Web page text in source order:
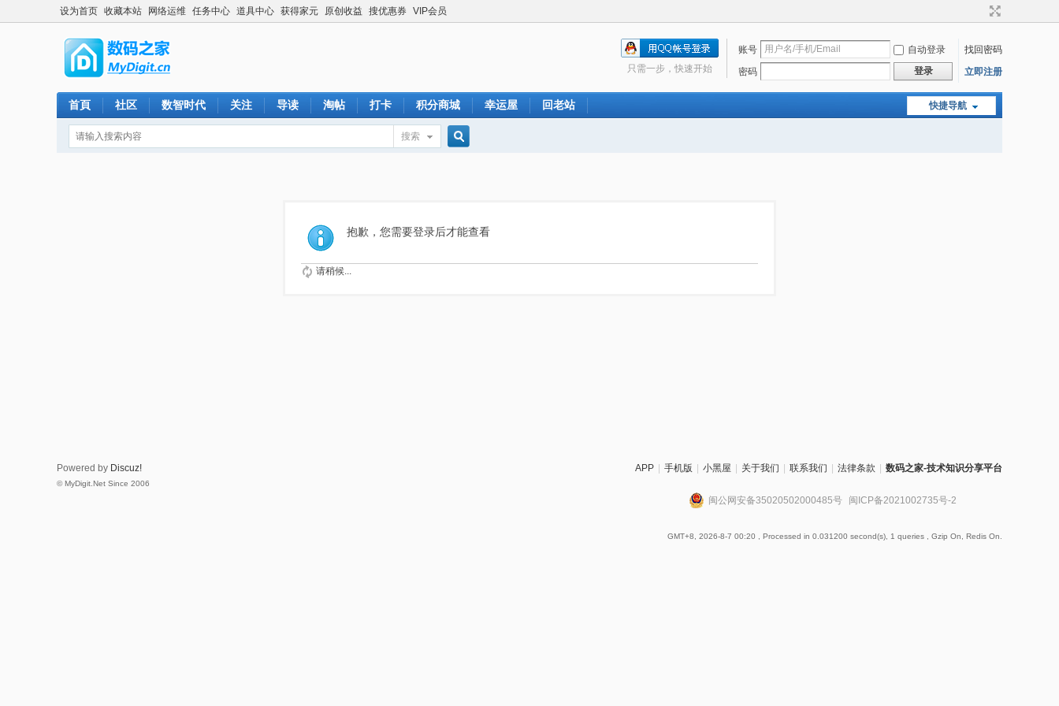
设为首页 收藏本站 网络运维 任务中心 道具中心 获得家元 原创收益 搜优惠券 VIP会员
账号 自动登录
找回密码
密码
登录 立即注册
只需一步，快速开始
快捷导航
首頁 社区 数智时代 关注 导读 淘帖 打卡 积分商城 幸运屋 回老站
搜索
索
抱歉，您需要登录后才能查看
请稍候...
APP 手机版 小黑屋 关于我们 联系我们 法律条款 数码之家-技术知识分享平台
闽公网安备35020502000485号 闽ICP备2021002735号-2
GMT+8, 2026-8-7 00:20 , Processed in 0.031200 second(s), 1 queries , Gzip On, Redis On.
Powered by Discuz!
© MyDigit.Net Since 2006